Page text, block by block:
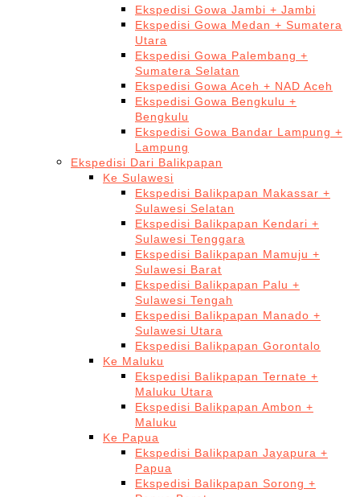
Ekspedisi Gowa Jambi + Jambi
Ekspedisi Gowa Medan + Sumatera
Utara
Ekspedisi Gowa Palembang +
Sumatera Selatan
Ekspedisi Gowa Aceh + NAD Aceh
Ekspedisi Gowa Bengkulu +
Bengkulu
Ekspedisi Gowa Bandar Lampung +
Lampung
Ekspedisi Dari Balikpapan
Ke Sulawesi
Ekspedisi Balikpapan Makassar +
Sulawesi Selatan
Ekspedisi Balikpapan Kendari +
Sulawesi Tenggara
Ekspedisi Balikpapan Mamuju +
Sulawesi Barat
Ekspedisi Balikpapan Palu +
Sulawesi Tengah
Ekspedisi Balikpapan Manado +
Sulawesi Utara
Ekspedisi Balikpapan Gorontalo
Ke Maluku
Ekspedisi Balikpapan Ternate +
Maluku Utara
Ekspedisi Balikpapan Ambon +
Maluku
Ke Papua
Ekspedisi Balikpapan Jayapura +
Papua
Ekspedisi Balikpapan Sorong +